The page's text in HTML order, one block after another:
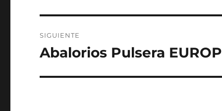
SIGUIENTE
Entrada
Abalorios Pulsera